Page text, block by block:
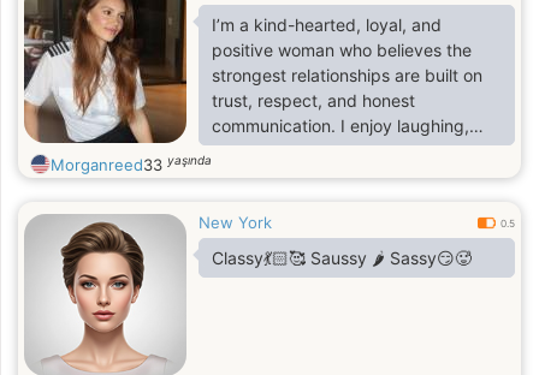
I’m a kind-hearted, loyal, and
positive woman who believes the
strongest relationships are built on
trust, respect, and honest
communication. I enjoy laughing,
learning new things, traveling, and
making the most of life’s simple
dressing up for a night out or
relaxing at home with good
company.
Morganreed33 yaşında
New York 0.5
Classy💃🏻🥰 Saussy 🌶️ Sassy😏🥵